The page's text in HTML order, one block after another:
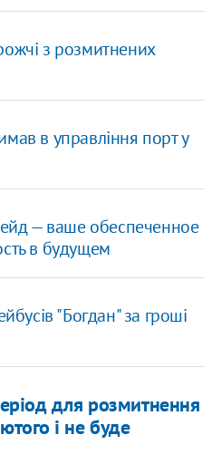
з розмитнених
в управління порт у
— ваше обеспеченное
в будущем
"Богдан" за гроші
для розмитнення
і не буде